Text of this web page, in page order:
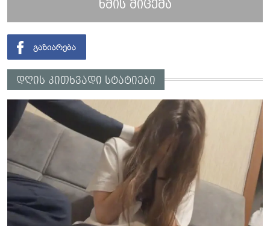
ხმის მიცემა
დღის კითხვადი სტატიები